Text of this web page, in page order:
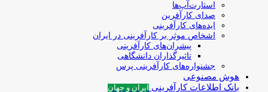
استارت‌آپ‌ها
صدای کارآفرین
ایده‌های کارآفرینی
اشخاص موثر بر کارآفرینی در ایران
پیشران‌های کارآفرینی
تاثیرگذاران دانشگاهی
جشنواره‌های کارآفرینی‌ پرس
هوش مصنوعی
بانک اطلاعات کارآفرینی
ایران و جهان